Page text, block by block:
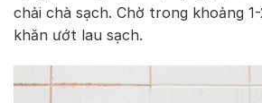
chải chà sạch. Chờ trong khoảng
khăn ướt lau sạch.